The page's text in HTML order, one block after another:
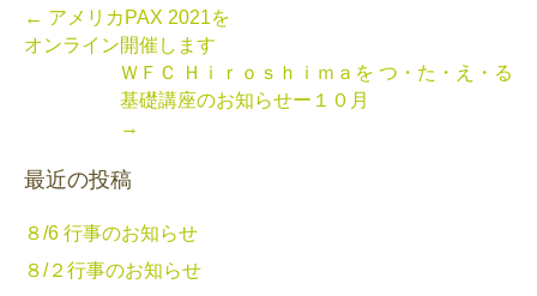
← アメリカPAX 2021を
オンライン開催します
ＷＦＣ Ｈｉｒｏｓｈｉｍａを つ・た・え・る
基礎講座のお知らせー１０月
→
最近の投稿
８/6 行事のお知らせ
８/２行事のお知らせ